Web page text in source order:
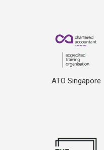
ATO Singapore